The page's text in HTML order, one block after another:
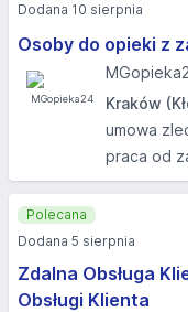
Osoby do opieki z
Kraków
umowa
praca od
Dodana 10 sierpnia
Zdalna Obsługa
Obsługi Klienta
Polecana
Dodana 5 sierpnia